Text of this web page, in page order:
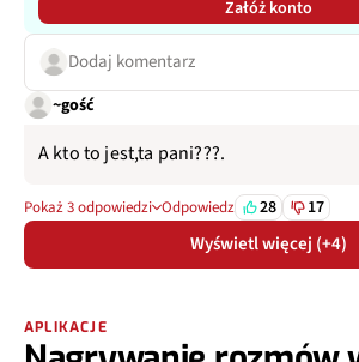
Załóż konto
Dodaj komentarz
~gość
A kto to jest,ta pani???.
Pokaż 3 odpowiedzi Odpowiedz 28 17
Wyświetl więcej (+4)
APLIKACJE